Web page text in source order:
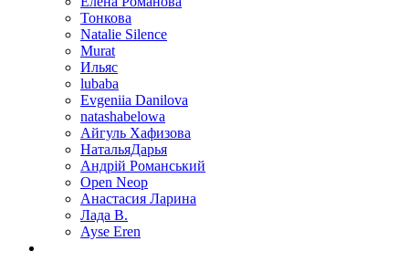
Тонкова
Natalie Silence
Murat
Ильяс
lubaba
Evgeniia Danilova
natashabelowa
Айгуль Хафизова
НатальяДарья
Андрій Романський
Open Neop
Анастасия Ларина
Лада В.
Ayse Eren